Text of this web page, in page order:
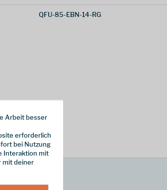
QFU-85-EBN-14-RG
Arbeit besser
erforderlich
bei Nutzung
Interaktion mit
mit deiner